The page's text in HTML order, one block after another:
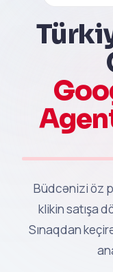
Büdcənizi öz
klikin satışa
Sınaqdan